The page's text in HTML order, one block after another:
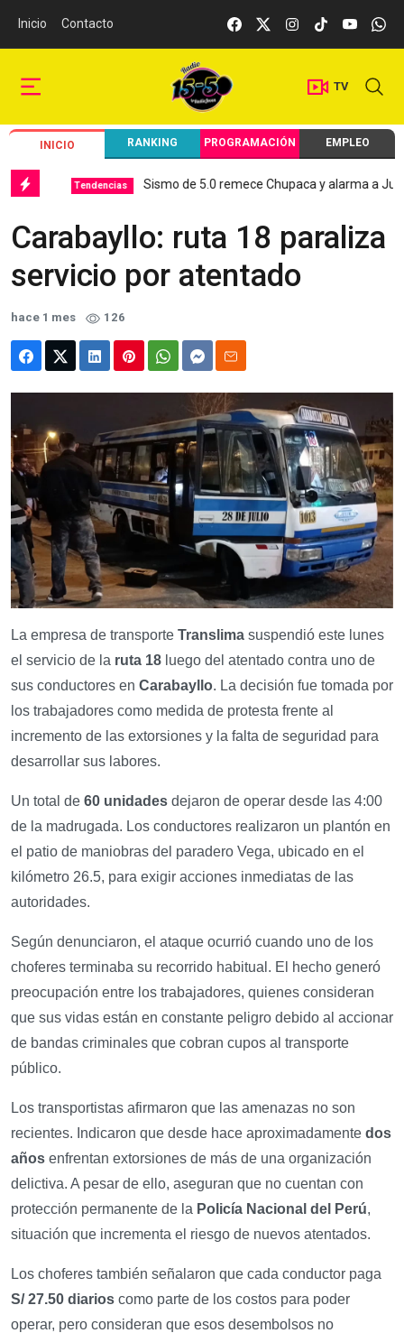
Inicio Contacto
TV
INICIO RANKING PROGRAMACIÓN EMPLEO
Tendencias Sismo de 5.0 remece Chupaca y alarma a Junín
Carabayllo: ruta 18 paraliza
servicio por atentado
hace 1 mes 126
La empresa de transporte Translima suspendió este lunes
el servicio de la ruta 18 luego del atentado contra uno de
sus conductores en Carabayllo. La decisión fue tomada por
los trabajadores como medida de protesta frente al
incremento de las extorsiones y la falta de seguridad para
desarrollar sus labores.
Un total de 60 unidades dejaron de operar desde las 4:00
de la madrugada. Los conductores realizaron un plantón en
el patio de maniobras del paradero Vega, ubicado en el
kilómetro 26.5, para exigir acciones inmediatas de las
autoridades.
Según denunciaron, el ataque ocurrió cuando uno de los
choferes terminaba su recorrido habitual. El hecho generó
preocupación entre los trabajadores, quienes consideran
que sus vidas están en constante peligro debido al accionar
de bandas criminales que cobran cupos al transporte
público.
Los transportistas afirmaron que las amenazas no son
recientes. Indicaron que desde hace aproximadamente dos
años enfrentan extorsiones de más de una organización
delictiva. A pesar de ello, aseguran que no cuentan con
protección permanente de la Policía Nacional del Perú,
situación que incrementa el riesgo de nuevos atentados.
Los choferes también señalaron que cada conductor paga
S/ 27.50 diarios como parte de los costos para poder
operar, pero consideran que esos desembolsos no